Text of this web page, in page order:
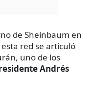
de Sheinbaum en
red se articuló
uno de los
Andrés